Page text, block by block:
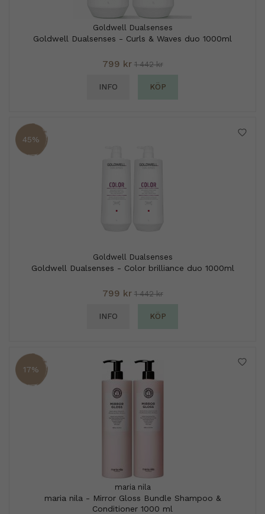
Goldwell Dualsenses
Goldwell Dualsenses - Curls & Waves duo 1000ml
799 kr 1 442 kr
INFO KÖP
45%
Goldwell Dualsenses
Goldwell Dualsenses - Color brilliance duo 1000ml
799 kr 1 442 kr
INFO KÖP
17%
maria nila
maria nila - Mirror Gloss Bundle Shampoo &
Conditioner 1000 ml